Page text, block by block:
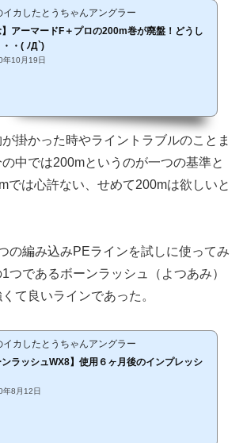
カしたとうちゃんアングラー
】アーマードF＋プロの200m巻が廃盤！どうし
・・( ﾉД`)
年10月19日
掛かった時やライントラブルのことま
中では200mというのが一つの基準と
では心許ない、せめて200mは欲しいと
の編み込みPEラインを試しに使ってみ
つであるボーンラッシュ（よつあみ）
て良いラインであった。
カしたとうちゃんアングラー
ンラッシュWX8】使用６ヶ月後のインプレッシ
年8月12日